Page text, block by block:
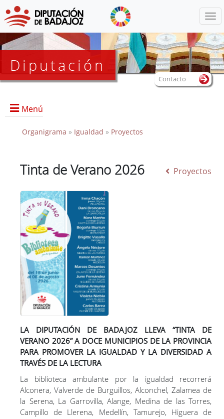
Diputación
Menú
Documentos de interés
Enlaces de interés
Tinta de Verano 2026
Orgullo de Pueblo 2026
Voces que tejen pueblos
Mujeres Migrantes Toman la Palabra
Mujeres al son 2025
Conservando en Igualdad 2025
Tinta y Pluma 2025
Marzo violeta
Premios "Nuestra provincia por la igualdad"
Organigrama » Igualdad » Proyectos
Proyectos
Tinta de Verano 2026
LA DIPUTACIÓN DE BADAJOZ LLEVA “TINTA DE
VERANO 2026” A DOCE MUNICIPIOS DE LA PROVINCIA
PARA PROMOVER LA IGUALDAD Y LA DIVERSIDAD A
TRAVÉS DE LA LECTURA
La biblioteca ambulante por la igualdad recorrerá
Alconera, Valverde de Burguillos, Alconchel, Zalamea de
la Serena, La Garrovilla, Alange, Medina de las Torres,
Campillo de Llerena, Medellín, Tamurejo, Higuera de
Contacto